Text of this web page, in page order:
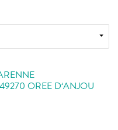
OREE D‘ANJOU